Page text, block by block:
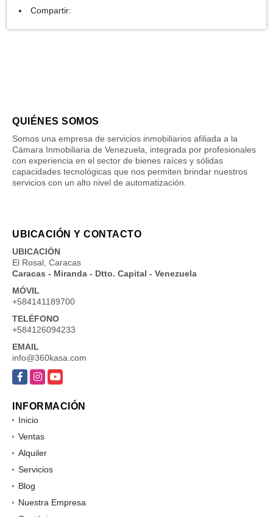
Compartir:
QUIÉNES SOMOS
Somos una empresa de servicios inmobiliarios afiliada a la
Cámara Inmobiliaria de Venezuela, integrada por profesionales
con experiencia en el sector de bienes raíces y sólidas
capacidades tecnológicas que nos permiten brindar nuestros
servicios con un alto nivel de automatización.
UBICACIÓN Y CONTACTO
UBICACIÓN
El Rosal, Caracas
Caracas - Miranda - Dtto. Capital - Venezuela
MÓVIL
+584141189700
TELÉFONO
+584126094233
EMAIL
info@360kasa.com
Facebook
InstagramYouTube
INFORMACIÓN
Inicio
Ventas
Alquiler
Servicios
Blog
Nuestra Empresa